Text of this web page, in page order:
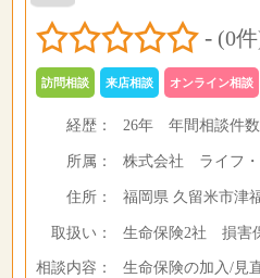
- (0
訪問相談 来店相談 オンライン相談
経歴： 26年年間相談件数
所属： 株式会社 ライフ・
住所： 福岡県 久留米市津
取扱い： 生命保険2社 損害
相談内容：
生命保険の加入/見